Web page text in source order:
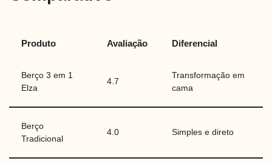
Produto Avaliação Diferencial
Berço 3 em 1
Elza
4.7
Transformação em
cama
Berço
Tradicional
4.0 Simples e direto